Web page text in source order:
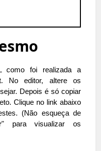
como foi realizada a
No editor, altere os
Depois é só copiar
Clique no link abaixo
(Não esqueça de
" para visualizar os